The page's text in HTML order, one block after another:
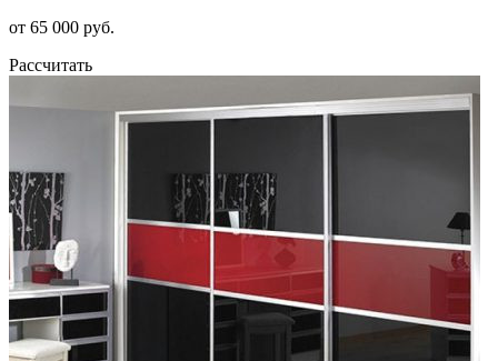
от 65 000 руб.
Рассчитать